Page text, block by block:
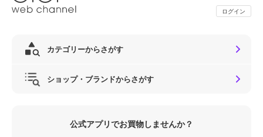
ログイン
カテゴリーからさがす
ショップ・ブランドからさがす
公式アプリでお買物しませんか？